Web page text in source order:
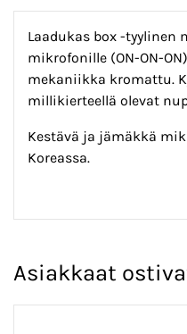
Laadukas box -
mikrofonille (ON-ON-
mekaniikka kromattu.
millikierteellä olevat
Kestävä ja jämäkkä
Koreassa.
Asiakkaat